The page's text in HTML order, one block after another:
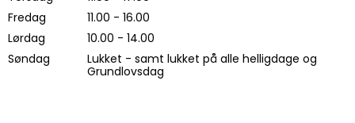
Fredag
11.00 - 16.00
Lørdag
10.00 - 14.00
Søndag
Lukket - samt lukket på alle helligdage og
Grundlovsdag